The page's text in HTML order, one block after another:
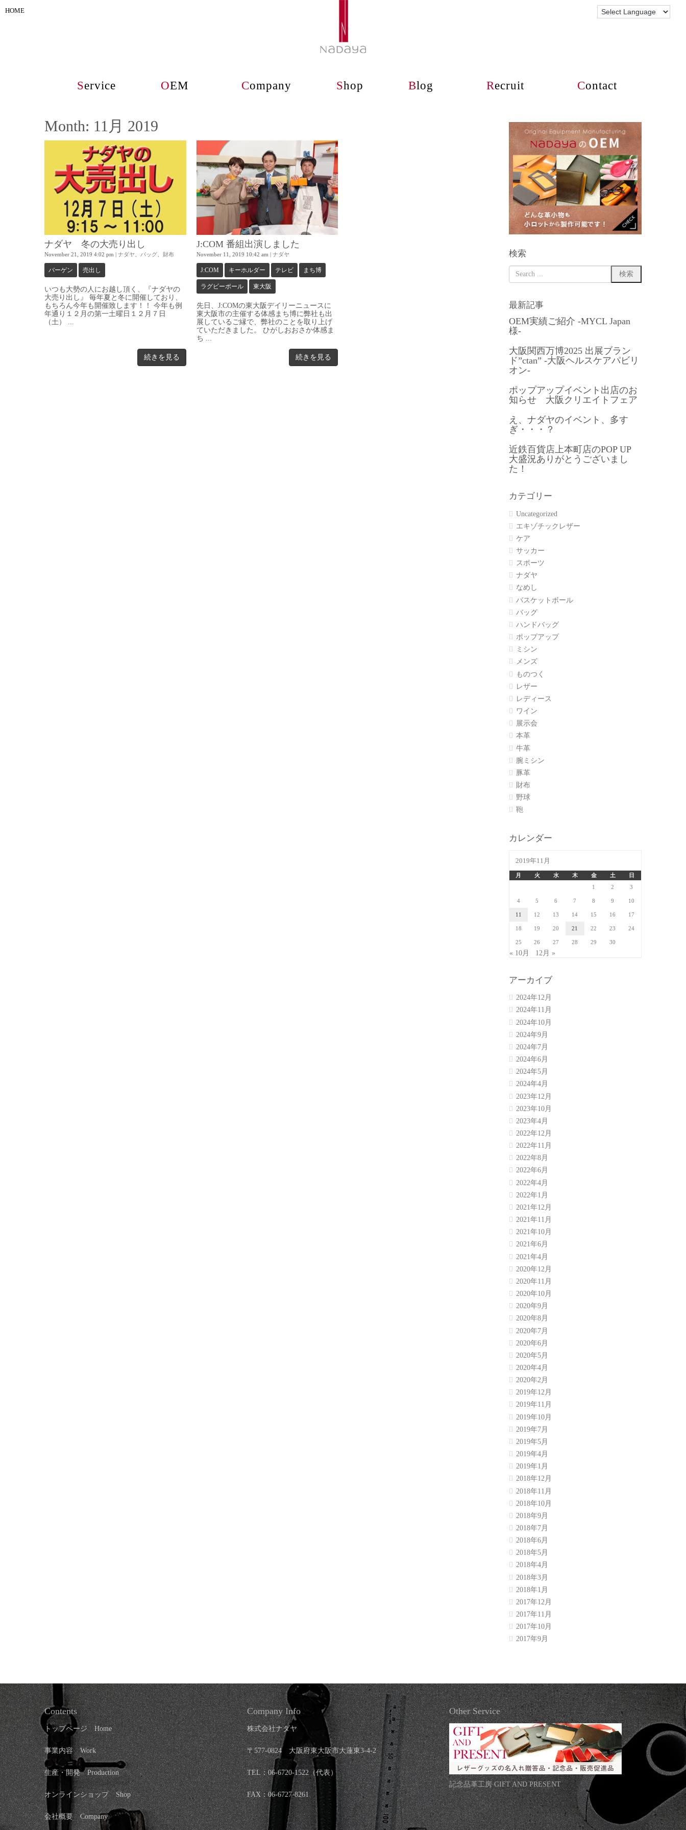
HOME
Service OEM Company Shop Blog Recruit Contact
Month: 11月 2019
ナダヤ 冬の大売り出し
November 21, 2019 4:02 pm | ナダヤ バッグ 財布
バーゲン 売出し
いつも大勢の人にお越し頂く、『ナダヤの
大売り出し』 毎年夏と冬に開催しており、
もちろん今年も開催致します！！ 今年も例
年通り１２月の第一土曜日１２月７日
（土） ...
続きを見る
J:COM 番組出演しました
November 11, 2019 10:42 am | ナダヤ
J:COM キーホルダー テレビ まち博
ラグビーボール 東大阪
先日、J:COMの東大阪デイリーニュースに
東大阪市の主催する体感まち博に弊社も出
展しているご縁で、弊社のことを取り上げ
ていただきました。 ひがしおおさか体感ま
ち ...
続きを見る
検索
最新記事
OEM実績ご紹介 -MYCL Japan
様-
大阪関西万博2025 出展ブラン
ド”ctan” -大阪ヘルスケアパビリ
オン-
ポップアップイベント出店のお
知らせ 大阪クリエイトフェア
え、ナダヤのイベント、多す
ぎ・・・？
近鉄百貨店上本町店のPOP UP
大盛況ありがとうございまし
た！
カテゴリー
Uncategorized
エキゾチックレザー
ケア
サッカー
スポーツ
ナダヤ
なめし
バスケットボール
バッグ
ハンドバッグ
ポップアップ
ミシン
メンズ
ものつく
レザー
レディース
ワイン
展示会
本革
牛革
腕ミシン
豚革
財布
野球
鞄
カレンダー
2019年11月
月 火 水 木 金 土
日
1
2 3
4 5 6 7 8 9 10
11 12 13 14 15 16 17
18 19 20 21 22 23 24
25 26 27 28 29 30
« 10月 12月 »
アーカイブ
2024年12月
2024年11月
2024年10月
2024年9月
2024年7月
2024年6月
2024年5月
2024年4月
2023年12月
2023年10月
2023年4月
2022年12月
2022年11月
2022年8月
2022年6月
2022年4月
2022年1月
2021年12月
2021年11月
2021年10月
2021年6月
2021年4月
2020年12月
2020年11月
2020年10月
2020年9月
2020年8月
2020年7月
2020年6月
2020年5月
2020年4月
2020年2月
2019年12月
2019年11月
2019年10月
2019年7月
2019年5月
2019年4月
2019年1月
2018年12月
2018年11月
2018年10月
2018年9月
2018年7月
2018年6月
2018年5月
2018年4月
2018年3月
2018年1月
2017年12月
2017年11月
2017年10月
2017年9月
Contents
トップページHome
事業内容 Work
生産・開発 Production
オンラインショップShop
会社概要Company
Company Info
株式会社ナダヤ
〒577-0824 大阪府東大阪市大蓮東3-4-2
TEL：06-6720-1522（代表）
FAX：06-6727-8261
Other Service
記念品革工房 GIFT AND PRESENT